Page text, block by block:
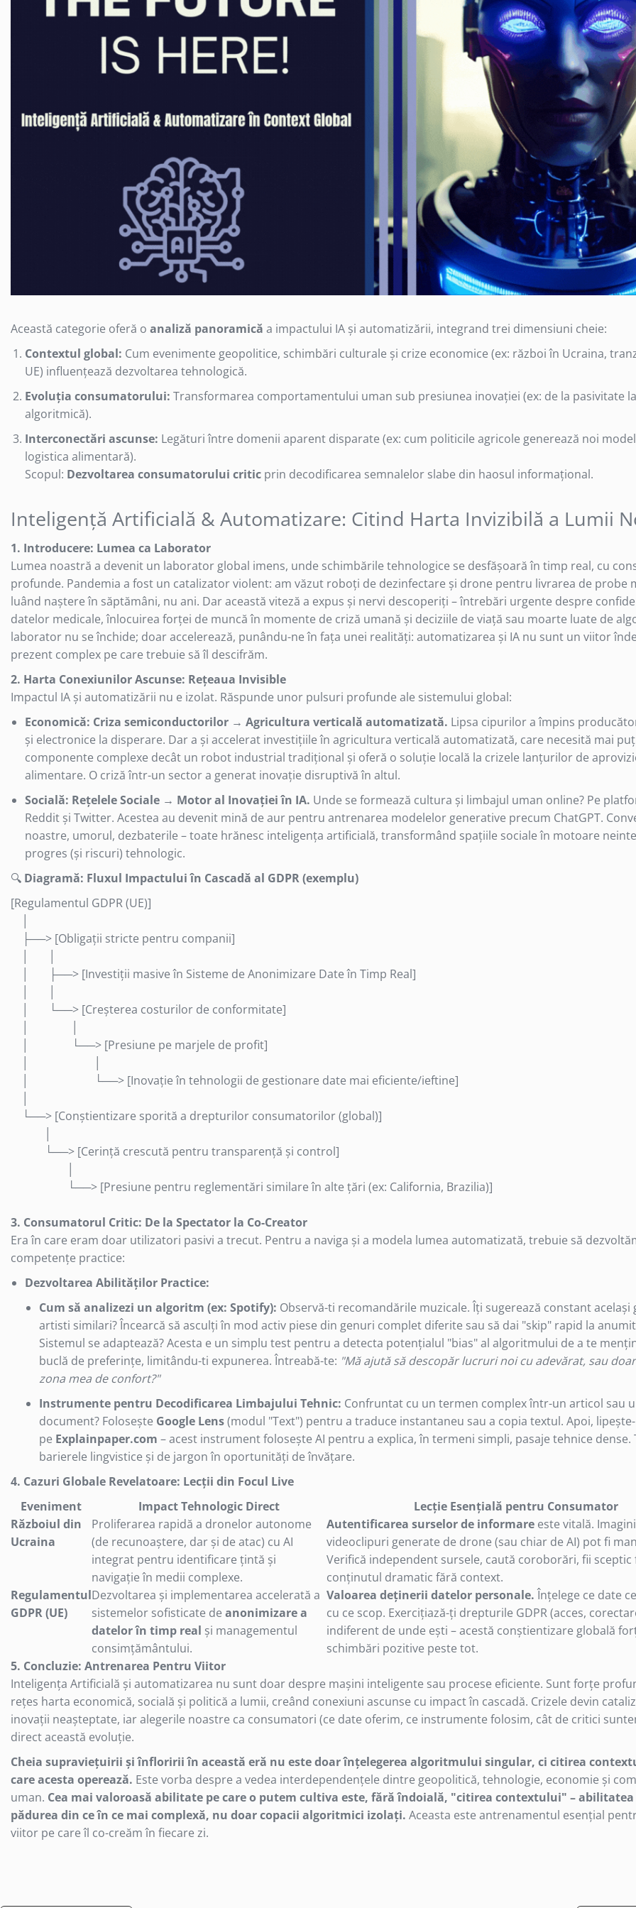
Seturi si jocuri creative
Articole pentru creatori de
Munca mobila
Microfoane Video & Vlogging
Nisip kinetic si modelabil
Gamepad USB
Microfoane Gaming
Mouse Gaming
Mouse Pad Gaming
Tastatura Gaming
Accesorii IT
Accesorii laptop
Cooler laptop
Accesorii monitoare
Suporturi monitoare
Accesorii smartphone
Accesorii SIM
Adaptoare smartphone
Cabluri iPhone
Cabluri microUSB
Cabluri USB tip C
Casti cu cablu
Casti wireless
Gadgets smartphone
Huse smartphone
Incarcatoare wireless
Incarcator auto
Incarcator priza retea
Lentile smartphone
Microfoane pentru smartphone
Ochelari Virtuali pentru
Selfie Stickuri & Stative pentru
Smartphone
Stickers smartphone
Stylus pen
Suport auto
Suport birou
Telecomanda Smart
Accesorii tablete
Folie tablete
Huse si protectii pentru Apple iPad
Huse si protectii pentru Apple iPad
10.9 (gen 10, 2022)
Huse si protectii pentru Apple iPad
Air 10.9 (gen 4/5)
Huse si protectii pentru Apple iPad
Pro 11 (2024)
Huse si protectii pentru Samsung
Galaxy Tab A9
Galaxy Tab A9+
Tastatura tableta
Accesorii Televizoare
Suporturi TV
Telecomanda TV
Boxe 2.1
Boxe bluetooth
Boxe USB
Soundbar
Camera Web
Cu microfon
Protectie camera
Camere supraveghere
Exterior
Casti
Casti In Ear
Casti In Ear bluetooth
Casti In Ear cu microfon
Casti mari bluetooth
Casti mari cu microfon
Casti mari fara microfon
Casti medii bluetooth
Casti medii cu microfon
Casti medii fara microfon
Cititoare Carduri
Cititor Carduri USB 2.0
Cititor Carduri USB 3.0
Hub-uri USB
Hub-uri USB 2.0
Hub-uri USB 3.0
Incarcatoare Laptop
Această categorie oferă o analiză panoramică a impactului IA și automatizării, integrand trei dimensiuni cheie:
Contextul global: Cum evenimente geopolitice, schimbări culturale și crize economice (ex: război în Ucraina,
UE) influențează dezvoltarea tehnologică.
Evoluția consumatorului: Transformarea comportamentului uman sub presiunea inovației (ex: de la pasivitate
algoritmică).
Interconectări ascunse: Legături între domenii aparent disparate (ex: cum politicile agricole generează noi
logistica alimentară).
Scopul: Dezvoltarea consumatorului critic prin decodificarea semnalelor slabe din haosul informațional.
Inteligență Artificială & Automatizare: Citind Harta Invizibilă a Lumii
1. Introducere: Lumea ca Laborator
Lumea noastră a devenit un laborator global imens, unde schimbările tehnologice se desfășoară în timp real, cu
profunde. Pandemia a fost un catalizator violent: am văzut roboți de dezinfectare și drone pentru livrarea de probe
luând naștere în săptămâni, nu ani. Dar această viteză a expus și nervi descoperiți – întrebări urgente despre
datelor medicale, înlocuirea forței de muncă în momente de criză umană și deciziile de viață sau moarte luate de
laborator nu se închide; doar accelerează, punându-ne în fața unei realități: automatizarea și IA nu sunt un viitor
prezent complex pe care trebuie să îl descifrăm.
2. Harta Conexiunilor Ascunse: Rețeaua Invisible
Impactul IA și automatizării nu e izolat. Răspunde unor pulsuri profunde ale sistemului global:
Economică: Criza semiconductorilor → Agricultura verticală automatizată. Lipsa cipurilor a împins
și electronice la disperare. Dar a și accelerat investițiile în agricultura verticală automatizată, care necesită mai
componente complexe decât un robot industrial tradițional și oferă o soluție locală la crizele lanțurilor de
alimentare. O criză într-un sector a generat inovație disruptivă în altul.
Socială: Rețelele Sociale → Motor al Inovației în IA. Unde se formează cultura și limbajul uman online? Pe
Reddit și Twitter. Acestea au devenit mină de aur pentru antrenarea modelelor generative precum ChatGPT.
noastre, umorul, dezbaterile – toate hrănesc inteligența artificială, transformând spațiile sociale în motoare
progres (și riscuri) tehnologic.
🔍 Diagramă: Fluxul Impactului în Cascadă al GDPR (exemplu)
[Regulamentul GDPR (UE)]
├──> [Obligații stricte pentru companii]
│ ├──> [Investiții masive în Sisteme de Anonimizare Date în Timp Real]
│ └──> [Creșterea costurilor de conformitate]
│ └──> [Presiune pe marjele de profit]
│ └──> [Inovație în tehnologii de gestionare date mai eficiente/ieftine]
└──> [Conștientizare sporită a drepturilor consumatorilor (global)]
└──> [Cerință crescută pentru transparență și control]
└──> [Presiune pentru reglementări similare în alte țări (ex: California, Brazilia)]
3. Consumatorul Critic: De la Spectator la Co-Creator
Era în care eram doar utilizatori pasivi a trecut. Pentru a naviga și a modela lumea automatizată, trebuie să
competențe practice:
Dezvoltarea Abilităților Practice:
Cum să analizezi un algoritm (ex: Spotify): Observă-ti recomandările muzicale. Îți sugerează constant același
artisti similari? Încearcă să asculți în mod activ piese din genuri complet diferite sau să dai "skip" rapid la
Sistemul se adaptează? Acesta e un simplu test pentru a detecta potențialul "bias" al algoritmului de a te
buclă de preferințe, limitându-ti expunerea. Întreabă-te: "Mă ajută să descopăr lucruri noi cu adevărat, sau
zona mea de confort?"
Instrumente pentru Decodificarea Limbajului Tehnic: Confruntat cu un termen complex într-un articol sau
document? Folosește Google Lens(modul "Text") pentru a traduce instantaneu sau a copia textul. Apoi,
pe Explainpaper.com – acest instrument folosește AI pentru a explica, în termeni simpli, pasaje tehnice
barierele lingvistice și de jargon în oportunități de învățare.
4. Cazuri Globale Revelatoare: Lecții din Focul Live
Eveniment
Impact Tehnologic Direct
Lecție Esențială pentru Consumator
Războiul din
Ucraina
Proliferarea rapidă a dronelor autonome
(de recunoaștere, dar și de atac) cu AI
integrat pentru identificare țintă și
navigație în medii complexe.
Autentificarea surselor de informare este vitală.
videoclipuri generate de drone (sau chiar de AI) pot fi
Verifică independent sursele, caută coroborări, fii sceptic
conținutul dramatic fără context.
Regulamentul
GDPR (UE)
Dezvoltarea și implementarea accelerată a
sistemelor sofisticate de anonimizare a
datelor în timp real și managementul
consimțământului.
Valoarea deținerii datelor personale.Înțelege ce date
cu ce scop. Exercițiază-ți drepturile GDPR (acces,
indiferent de unde ești – acestă conștientizare globală
schimbări pozitive peste tot.
5. Concluzie: Antrenarea Pentru Viitor
Inteligența Artificială și automatizarea nu sunt doar despre mașini inteligente sau procese eficiente. Sunt forțe
rețes harta economică, socială și politică a lumii, creând conexiuni ascunse cu impact în cascadă. Crizele devin
inovații neașteptate, iar alegerile noastre ca consumatori (ce date oferim, ce instrumente folosim, cât de critici
direct această evoluție.
Cheia supraviețuirii și înfloririi în această eră nu este doar înțelegerea algoritmului singular, ci citirea
care acesta operează. Este vorba despre a vedea interdependențele dintre geopolitică, tehnologie, economie și
uman. Cea mai valoroasă abilitate pe care o putem cultiva este, fără îndoială, "citirea contextului" – abilitatea
pădurea din ce în ce mai complexă, nu doar copacii algoritmici izolați. Aceasta este antrenamentul esențial
viitor pe care îl co-creăm în fiecare zi.